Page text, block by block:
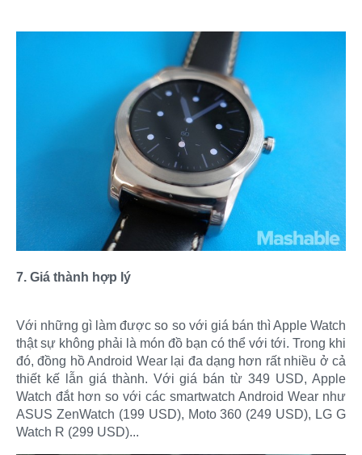
7. Giá thành hợp lý
Với những gì làm được so so với giá bán thì Apple Watch
thật sự không phải là món đồ bạn có thể với tới. Trong khi
đó, đồng hồ Android Wear lại đa dạng hơn rất nhiều ở cả
thiết kế lẫn giá thành. Với giá bán từ 349 USD, Apple
Watch đắt hơn so với các smartwatch Android Wear như
ASUS ZenWatch (199 USD), Moto 360 (249 USD), LG G
Watch R (299 USD)...​